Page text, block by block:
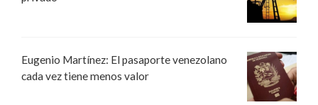
Eugenio Martínez: El pasaporte venezolano
cada vez tiene menos valor